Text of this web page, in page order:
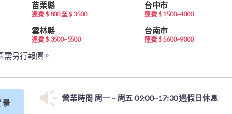
苗栗縣
運費 $ 800 至 $ 3500
台中市
運費 $ 1500~4000
雲林縣
運費 $ 3500~5500
台南市
運費 $ 5600~9000
需另行報價。
營業時間 周一 ~ 周五 09:00~17:30 遇假日休息